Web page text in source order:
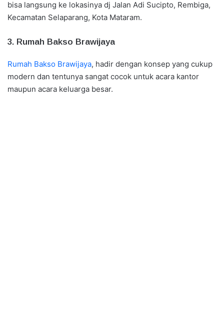
bisa langsung ke lokasinya dj Jalan Adi Sucipto, Rembiga,
Kecamatan Selaparang, Kota Mataram.
3. Rumah Bakso Brawijaya
Rumah Bakso Brawijaya, hadir dengan konsep yang cukup
modern dan tentunya sangat cocok untuk acara kantor
maupun acara keluarga besar.